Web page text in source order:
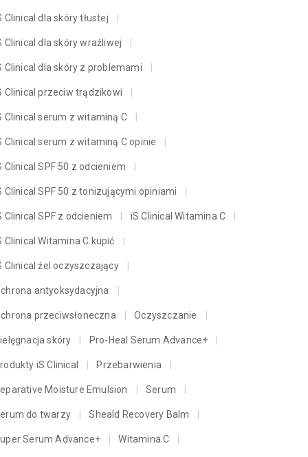
Clinical dla skóry tłustej
Clinical dla skóry wrażliwej
Clinical dla skóry z problemami
Clinical przeciw trądzikowi
Clinical serum z witaminą C
Clinical serum z witaminą C opinie
Clinical SPF 50 z odcieniem
Clinical SPF 50 z tonizującymi opiniami
Clinical SPF z odcieniem iS Clinical Witamina C
Clinical Witamina C kupić
Clinical żel oczyszczający
antyoksydacyjna
przeciwsłoneczna Oczyszczanie
skóry Pro-Heal Serum Advance+
iS Clinical Przebarwienia
Moisture Emulsion Serum
do twarzy Sheald Recovery Balm
Serum Advance+ Witamina C